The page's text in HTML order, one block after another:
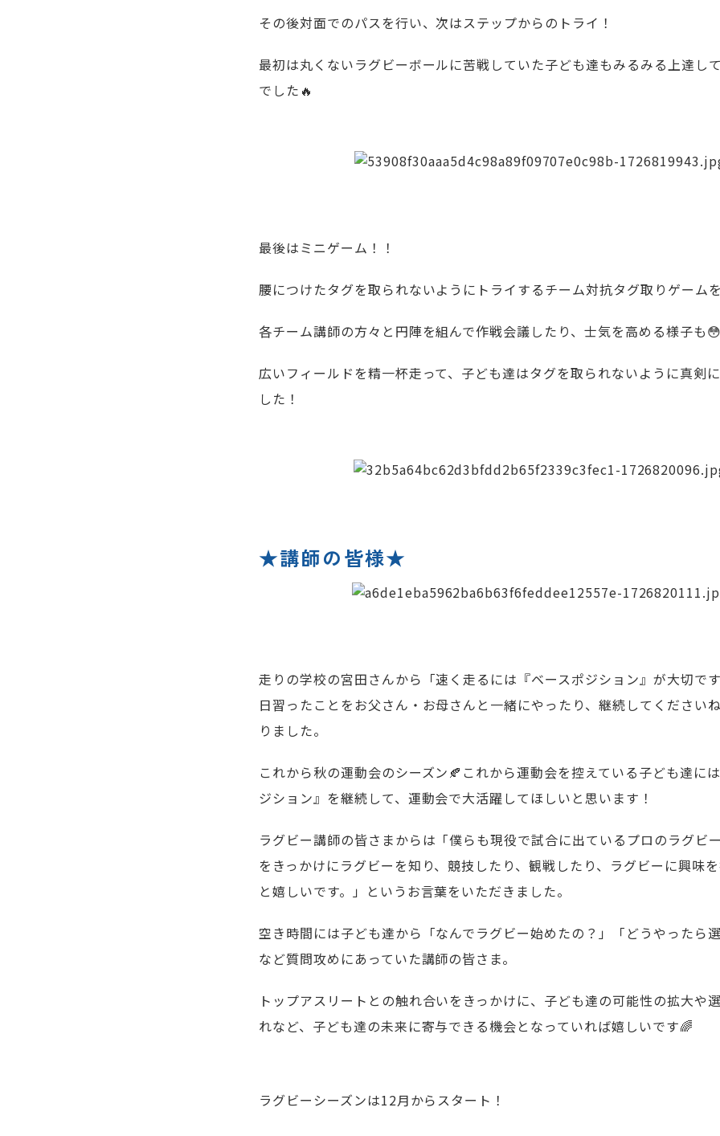
その後対面でのパスを行い、次はステップからのトライ！
最初は丸くないラグビーボールに苦戦していた子ども達もみるみる上達し
でした🔥
最後はミニゲーム！！
腰につけたタグを取られないようにトライするチーム対抗タグ取りゲームを
各チーム講師の方々と円陣を組んで作戦会議したり、士気を高める様子も
広いフィールドを精一杯走って、子ども達はタグを取られないように真剣
した！
★講師の皆様★
走りの学校の宮田さんから「速く走るには『ベースポジション』が大切で
日習ったことをお父さん・お母さんと一緒にやったり、継続してください
りました。
これから秋の運動会のシーズン🍂これから運動会を控えている子ども達に
ジション』を継続して、運動会で大活躍してほしいと思います！
ラグビー講師の皆さまからは「僕らも現役で試合に出ているプロのラグビ
をきっかけにラグビーを知り、競技したり、観戦したり、ラグビーに興味
と嬉しいです。」というお言葉をいただきました。
空き時間には子ども達から「なんでラグビー始めたの？」「どうやったら選
など質問攻めにあっていた講師の皆さま。
トップアスリートとの触れ合いをきっかけに、子ども達の可能性の拡大や
れなど、子ども達の未来に寄与できる機会となっていれば嬉しいです🌈
ラグビーシーズンは12月からスタート！